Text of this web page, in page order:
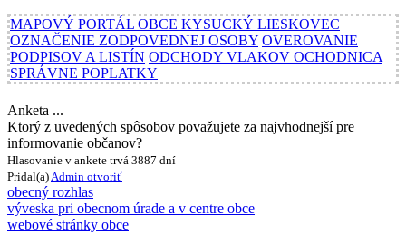
MAPOVÝ PORTÁL OBCE KYSUCKÝ LIESKOVEC
OZNAČENIE ZODPOVEDNEJ OSOBY OVEROVANIE
PODPISOV A LISTÍN ODCHODY VLAKOV OCHODNICA
SPRÁVNE POPLATKY
Anketa ...
Ktorý z uvedených spôsobov považujete za najvhodnejší pre
informovanie občanov?
Hlasovanie v ankete trvá 3887 dní
Pridal(a)Admin otvoriť
obecný rozhlas
výveska pri obecnom úrade a v centre obce
webové stránky obce